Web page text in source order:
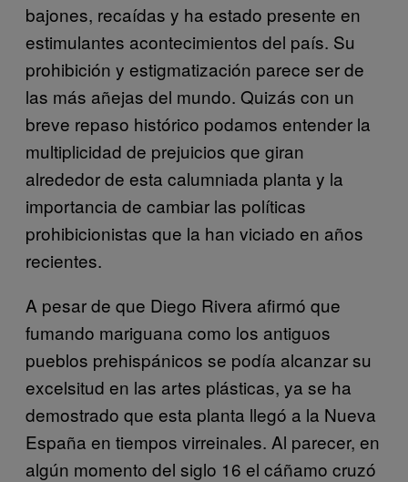
bajones, recaídas y ha estado presente en
estimulantes acontecimientos del país. Su
prohibición y estigmatización parece ser de
las más añejas del mundo. Quizás con un
breve repaso histórico podamos entender la
multiplicidad de prejuicios que giran
alrededor de esta calumniada planta y la
importancia de cambiar las políticas
prohibicionistas que la han viciado en años
recientes.
A pesar de que Diego Rivera afirmó que
fumando mariguana como los antiguos
pueblos prehispánicos se podía alcanzar su
excelsitud en las artes plásticas, ya se ha
demostrado que esta planta llegó a la Nueva
España en tiempos virreinales. Al parecer, en
algún momento del siglo 16 el cáñamo cruzó